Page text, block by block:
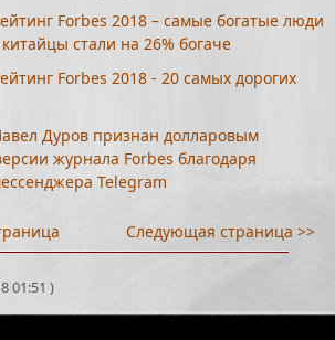
Forbes 2018 – самые богатые люди
стали на 26% богаче
Forbes 2018 - 20 самых дорогих
Дуров признан долларовым
журнала Forbes благодаря
Telegram
Следующая страница >>
01:51 )